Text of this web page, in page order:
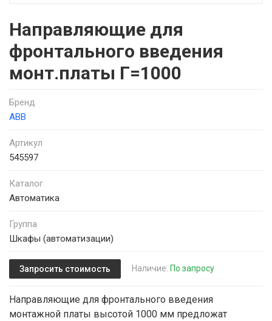
Направляющие для
фронтального введения
монт.платы Г=1000
Бренд
ABB
Артикул
545597
Каталог
Автоматика
Группа
Шкафы (автоматизации)
Запросить стоимость Наличие: По запросу
Направляющие для фронтального введения
монтажной платы высотой 1000 мм предложат